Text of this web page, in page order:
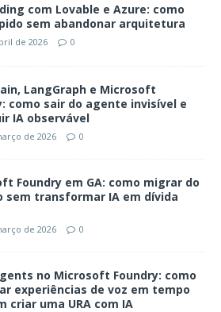
com Lovable e Azure: como
sem abandonar arquitetura
de 2026 0
LangGraph e Microsoft
como sair do agente invisível e
IA observável
de 2026 0
Foundry em GA: como migrar do
sem transformar IA em dívida
de 2026 0
no Microsoft Foundry: como
experiências de voz em tempo
criar uma URA com IA